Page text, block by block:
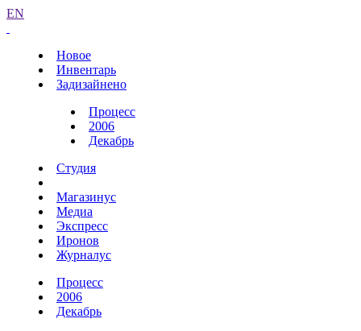
EN
Новое
Инвентарь
Задизайнено
Процесс
2006
Декабрь
Студия
Магазинус
Медиа
Экспресс
Иронов
Журналус
Процесс
2006
Декабрь